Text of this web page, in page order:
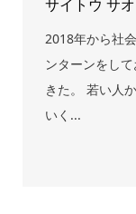
サイトウ サオ
2018年から社
ンターンをし
きた。 若い人
いく...